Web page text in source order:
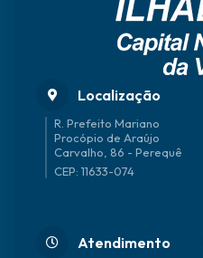
Localização
R. Prefeito Mariano
Procópio de Araújo
Carvalho, 86 - Perequê
CEP: 11633-074
Atendimento